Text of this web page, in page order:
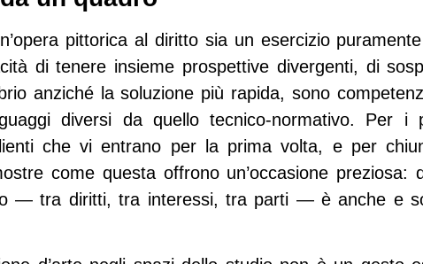
pittorica al diritto sia un esercizio
di tenere insieme prospettive divergenti, di
anziché la soluzione più rapida, sono
diversi da quello tecnico-normativo. Per i
che vi entrano per la prima volta, e per
come questa offrono un’occasione preziosa:
— tra diritti, tra interessi, tra parti — è anche e